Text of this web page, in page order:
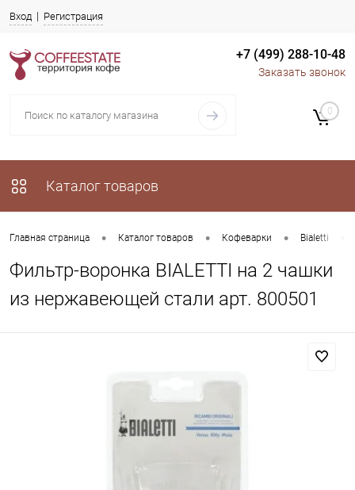
Вход Регистрация
+7 (499) 288-10-48
Заказать звонок
Каталог товаров
0
Главная страница • Каталог товаров • Кофеварки • Bialetti
Фильтр-воронка BIALETTI на 2 чашки
из нержавеющей стали арт. 800501